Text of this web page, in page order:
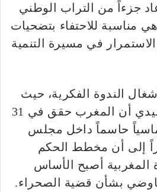
جزءاً من التراب الوطني
مناسبة للاحتفاء بتضحيات
الاستمرار في مسيرة التنمية
الندوة الفكرية، حيث
أكد الأستاذ ربيع رشيدي أن المغرب حقق في 31
حاسماً داخل مجلس
إلى أن مخطط الحكم
المغربية أصبح الأساس
بشأن قضية الصحراء.